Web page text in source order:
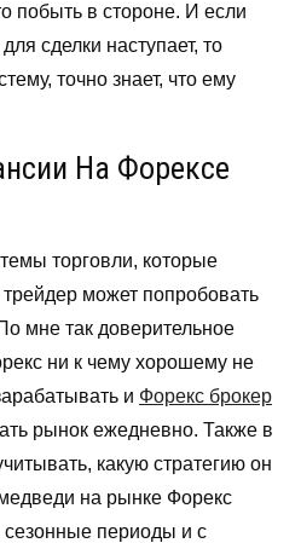
побыть в стороне. И если
сделки наступает, то
точно знает, что ему
На Форексе
торговли, которые
может попробовать
мне так доверительное
ни к чему хорошему не
и Форекс брокер
рынок ежедневно. Также в
какую стратегию он
на рынке Форекс
сезонные периоды и с